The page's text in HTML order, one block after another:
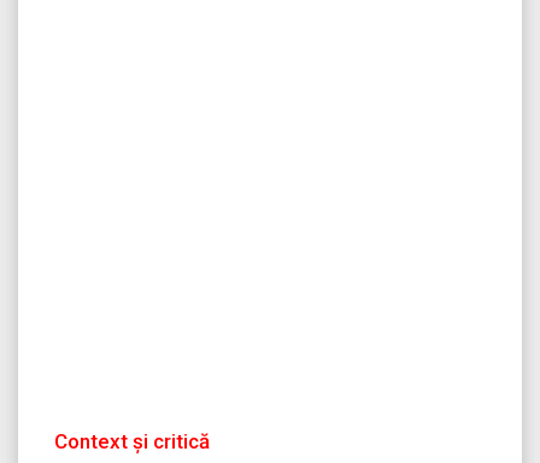
Context și critică